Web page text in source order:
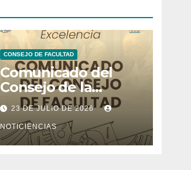
CONSEJO DE FACULTAD
Comunicado del
Consejo de la
Facultad de Ciencias
23 DE JULIO DE 2026
NOTICIENCIAS